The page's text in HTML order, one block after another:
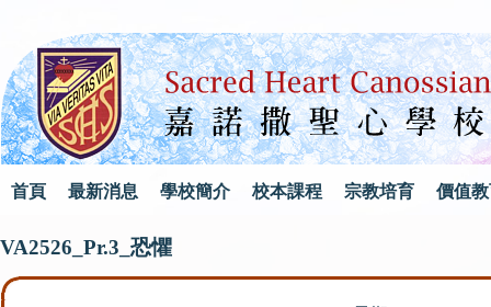
首頁 最新消息 學校簡介 校本課程 宗教培育 價值
VA2526_Pr.3_恐懼